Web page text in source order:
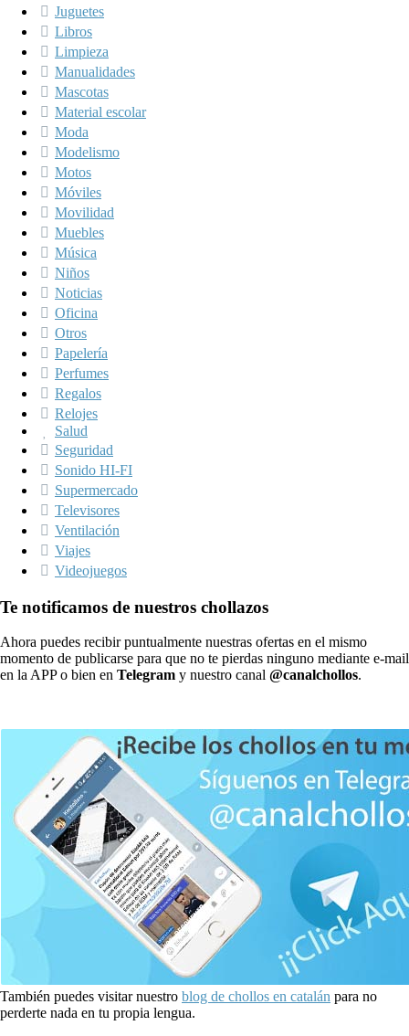
Juguetes
Libros
Limpieza
Manualidades
Mascotas
Material escolar
Moda
Modelismo
Motos
Móviles
Movilidad
Muebles
Música
Niños
Noticias
Oficina
Otros
Papelería
Perfumes
Regalos
Relojes
Salud
Seguridad
Sonido HI-FI
Supermercado
Televisores
Ventilación
Viajes
Videojuegos
Te notificamos de nuestros chollazos
Ahora puedes recibir puntualmente nuestras ofertas en el mismo
momento de publicarse para que no te pierdas ninguno mediante e-mail
en la APP o bien en Telegram y nuestro canal @canalchollos.
También puedes visitar nuestro blog de chollos en catalán para no
perderte nada en tu propia lengua.